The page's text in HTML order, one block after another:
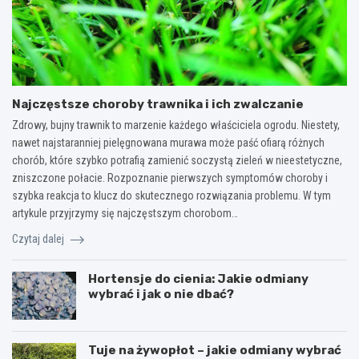
Najczęstsze choroby trawnika i ich zwalczanie
Zdrowy, bujny trawnik to marzenie każdego właściciela ogrodu. Niestety,
nawet najstaranniej pielęgnowana murawa może paść ofiarą różnych
chorób, które szybko potrafią zamienić soczystą zieleń w nieestetyczne,
zniszczone połacie. Rozpoznanie pierwszych symptomów choroby i
szybka reakcja to klucz do skutecznego rozwiązania problemu. W tym
artykule przyjrzymy się najczęstszym chorobom…
Czytaj dalej
Hortensje do cienia: Jakie odmiany
wybrać i jak o nie dbać?
Tuje na żywopłot – jakie odmiany wybrać